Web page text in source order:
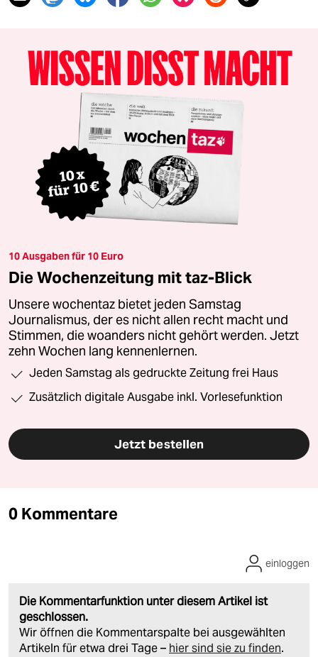
10 Ausgaben für 10 Euro
Die Wochenzeitung mit taz-Blick
Unsere wochentaz bietet jeden Samstag
Journalismus, der es nicht allen recht macht und
Stimmen, die woanders nicht gehört werden. Jetzt
zehn Wochen lang kennenlernen.
Jeden Samstag als gedruckte Zeitung frei Haus
Zusätzlich digitale Ausgabe inkl. Vorlesefunktion
Jetzt bestellen
0 Kommentare
Die Kommentarfunktion unter diesem Artikel ist
geschlossen.
Wir öffnen die Kommentarspalte bei ausgewählten
Artikeln für etwa drei Tage – hier sind sie zu finden.
einloggen